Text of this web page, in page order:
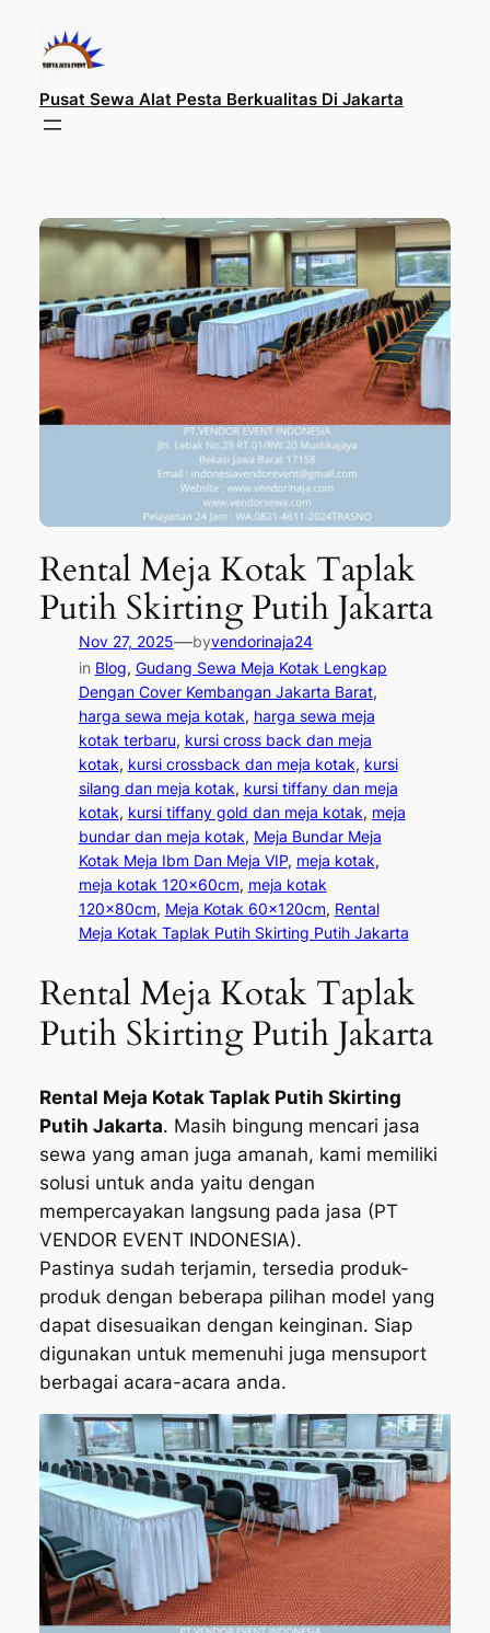
konten
Pusat Sewa Alat Pesta Berkualitas Di Jakarta
Rental Meja Kotak Taplak
Putih Skirting Putih Jakarta
Nov 27, 2025—byvendorinaja24
in Blog, Gudang Sewa Meja Kotak Lengkap
Dengan Cover Kembangan Jakarta Barat
harga sewa meja kotak, harga sewa meja
kotak terbaru, kursi cross back dan meja
kotak, kursi crossback dan meja kotak, kursi
silang dan meja kotak, kursi tiffany dan meja
kotak, kursi tiffany gold dan meja kotak, meja
bundar dan meja kotak, Meja Bundar Meja
Kotak Meja Ibm Dan Meja VIP, meja kotak
meja kotak 120x60cm, meja kotak
120x80cm, Meja Kotak 60x120cm, Rental
Meja Kotak Taplak Putih Skirting Putih Jakarta
Rental Meja Kotak Taplak
Putih Skirting Putih Jakarta
Rental Meja Kotak Taplak Putih Skirting
Putih Jakarta. Masih bingung mencari jasa
sewa yang aman juga amanah, kami memiliki
solusi untuk anda yaitu dengan
mempercayakan langsung pada jasa (PT
VENDOR EVENT INDONESIA).
Pastinya sudah terjamin, tersedia produk-
produk dengan beberapa pilihan model yang
dapat disesuaikan dengan keinginan. Siap
digunakan untuk memenuhi juga mensuport
berbagai acara-acara anda.